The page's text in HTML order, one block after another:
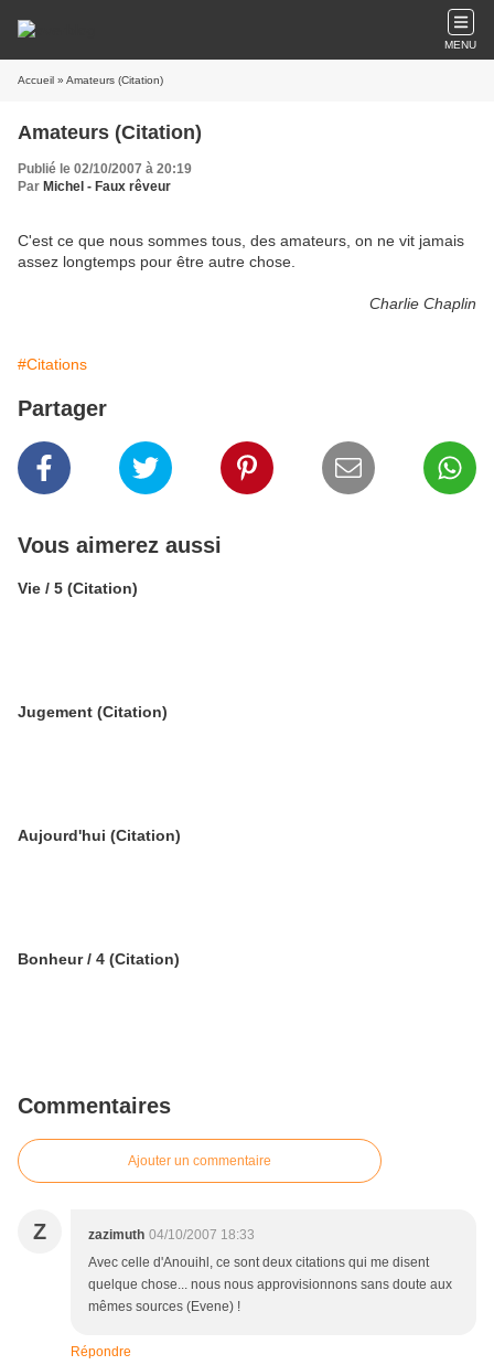
MENU
Accueil » Amateurs (Citation)
Amateurs (Citation)
Publié le 02/10/2007 à 20:19
Par Michel - Faux rêveur
C'est ce que nous sommes tous des amateurs on ne vit jamais
assez longtemps pour être autre chose
Charlie Chaplin
#Citations
Partager
Vous aimerez aussi
Vie / 5 (Citation)
Jugement (Citation)
Aujourd'hui (Citation)
Bonheur / 4 (Citation)
Commentaires
Ajouter un commentaire
Z zazimuth 04/10/2007 18:33
Avec celle d'Anouihl, ce sont deux citations qui me disent
quelque chose... nous nous approvisionnons sans doute aux
mêmes sources (Evene) !
Répondre